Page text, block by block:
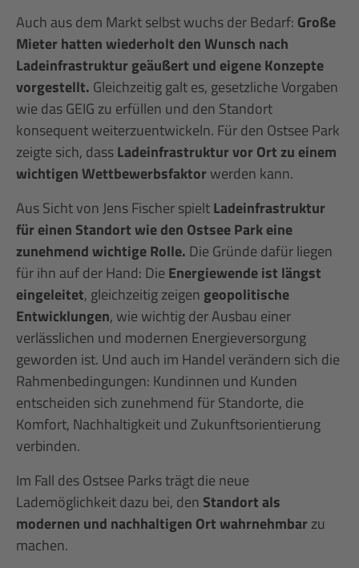
Auch aus dem Markt selbst wuchs der Bedarf: Große
Mieter hatten wiederholt den Wunsch nach
Ladeinfrastruktur geäußert und eigene Konzepte
vorgestellt. Gleichzeitig galt es, gesetzliche Vorgaben
wie das GEIG zu erfüllen und den Standort
konsequent weiterzuentwickeln. Für den Ostsee Park
zeigte sich, dassLadeinfrastruktur vor Ort zu einem
wichtigen Wettbewerbsfaktorwerden kann.
Aus Sicht von Jens Fischer spieltLadeinfrastruktur
für einen Standort wie den Ostsee Park eine
zunehmend wichtige Rolle. Die Gründe dafür liegen
für ihn auf der Hand: Die Energiewende ist längst
eingeleitet, gleichzeitig zeigen geopolitische
Entwicklungen, wie wichtig der Ausbau einer
verlässlichen und modernen Energieversorgung
geworden ist. Und auch im Handel verändern sich die
Rahmenbedingungen: Kundinnen und Kunden
entscheiden sich zunehmend für Standorte, die
Komfort, Nachhaltigkeit und Zukunftsorientierung
verbinden.
Im Fall des Ostsee Parks trägt die neue
Lademöglichkeit dazu bei, den Standort als
modernen und nachhaltigen Ort wahrnehmbarzu
machen.